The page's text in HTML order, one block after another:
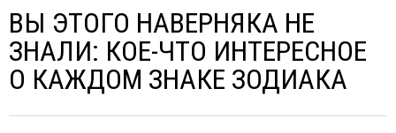
ВЫ ЭТОГО НАВЕРНЯКА НЕ
ЗНАЛИ: КОЕ-ЧТО ИНТЕРЕСНОЕ
О КАЖДОМ ЗНАКЕ ЗОДИАКА